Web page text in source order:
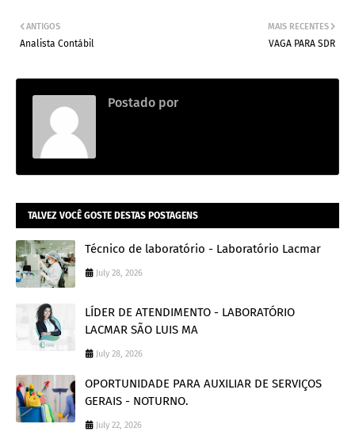
MAIS RECENTES
VAGA PARA SDR
ANTIGOS
Analista Contábil
Postado por
TALVEZ VOCÊ GOSTE DESTAS POSTAGENS
Técnico de laboratório - Laboratório Lacmar
July 28, 2026
LÍDER DE ATENDIMENTO - LABORATÓRIO
LACMAR SÃO LUIS MA
July 28, 2026
OPORTUNIDADE PARA AUXILIAR DE SERVIÇOS
GERAIS - NOTURNO.
July 22, 2026